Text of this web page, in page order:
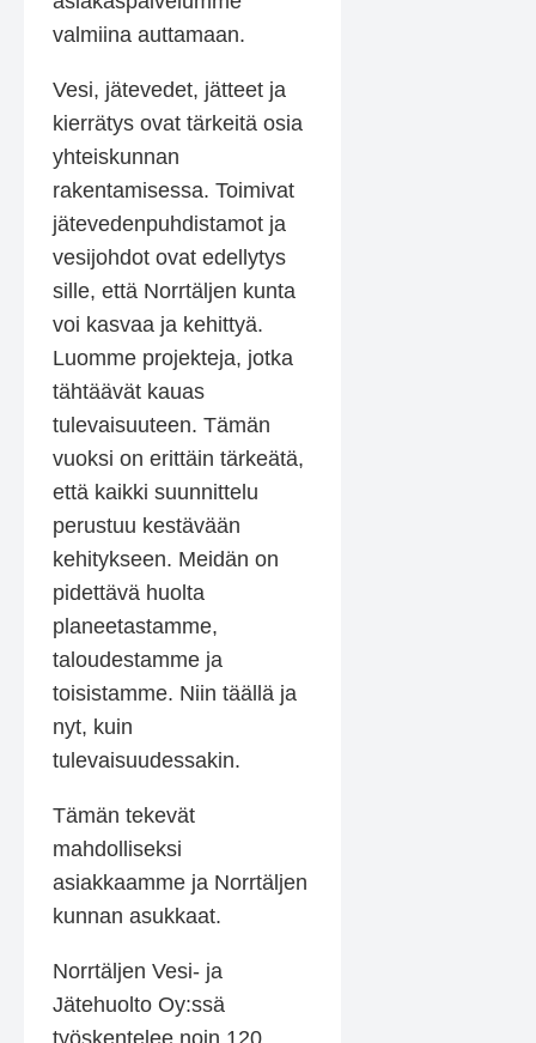
valmiina auttamaan.
Vesi, jätevedet, jätteet ja
kierrätys ovat tärkeitä osia
yhteiskunnan
rakentamisessa. Toimivat
jätevedenpuhdistamot ja
vesijohdot ovat edellytys
sille, että Norrtäljen kunta
voi kasvaa ja kehittyä.
Luomme projekteja, jotka
tähtäävät kauas
tulevaisuuteen. Tämän
vuoksi on erittäin tärkeätä,
että kaikki suunnittelu
perustuu kestävään
kehitykseen. Meidän on
pidettävä huolta
planeetastamme,
taloudestamme ja
toisistamme. Niin täällä ja
nyt, kuin
tulevaisuudessakin.
Tämän tekevät
mahdolliseksi
asiakkaamme ja Norrtäljen
kunnan asukkaat.
Norrtäljen Vesi- ja
Jätehuolto Oy:ssä
työskentelee noin 120